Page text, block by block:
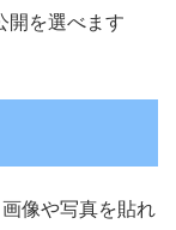
開を選べます
像や写真を貼れ